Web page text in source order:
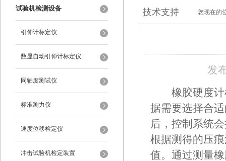
试验机检测设备
引伸计标定仪
数显自动引伸计标定仪
同轴度测试仪
标准测力仪
速度位移检定仪
冲击试验机检定装置
技术支持 您现在的
发
橡胶硬度计检
据需要选择合
后，控制系统
根据测得的压
值。通过测量